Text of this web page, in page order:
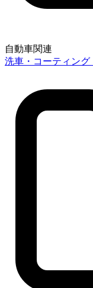
自動車関連
洗車・コーティング